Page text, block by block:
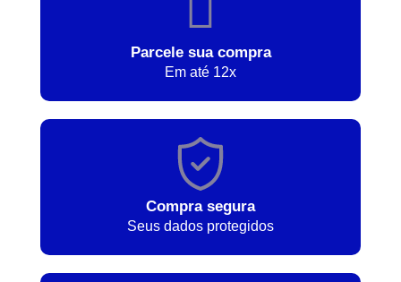
Parcele sua compra
Em até 12x
Compra segura
Seus dados protegidos